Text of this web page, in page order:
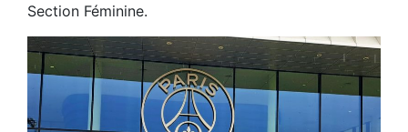
Section Féminine.